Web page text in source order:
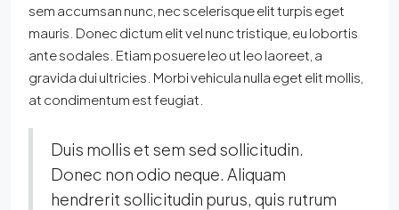
sem accumsan nunc, nec scelerisque elit turpis eget
mauris. Donec dictum elit vel nunc tristique, eu lobortis
ante sodales. Etiam posuere leo ut leo laoreet, a
gravida dui ultricies. Morbi vehicula nulla eget elit mollis,
at condimentum est feugiat.
Duis mollis et sem sed sollicitudin.
Donec non odio neque. Aliquam
hendrerit sollicitudin purus, quis rutrum